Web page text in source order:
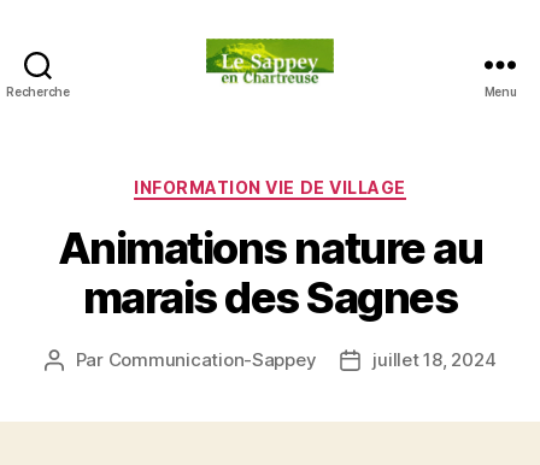
Recherche
en
Chartreuse
Menu
Catégories
INFORMATION VIE DE VILLAGE
Animations nature au
marais des Sagnes
Auteur
Par Communication-Sappey
Datejuillet 18, 2024